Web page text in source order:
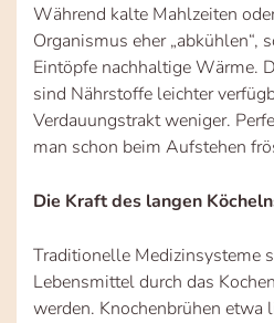
Während kalte Mahlzeiten
Organismus eher „abkühlen“,
Eintöpfe nachhaltige Wärme.
sind Nährstoffe leichter
Verdauungstrakt weniger.
man schon beim Aufstehen
Die Kraft des langen
Traditionelle Medizinsysteme
Lebensmittel durch das
werden. Knochenbrühen etwa